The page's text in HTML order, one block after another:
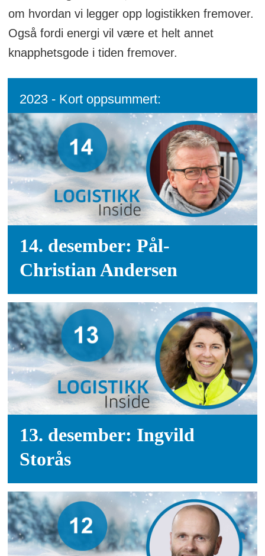
om hvordan vi legger opp logistikken fremover.
Også fordi energi vil være et helt annet
knapphetsgode i tiden fremover.
2023 - Kort oppsummert:
14. desember: Pål-
Christian Andersen
13. desember: Ingvild
Storås